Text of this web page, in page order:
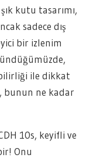
kutu tasarımı,
sadece dış
bir izlenim
ile dikkat
bunun ne kadar
10s, keyifli ve
Onu